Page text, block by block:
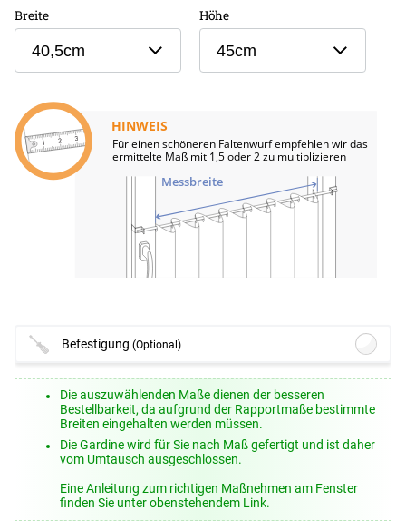
Breite
40,5cm
Höhe
45cm
Für einen schöneren Faltenwurf empfehlen wir das
ermittelte Maß mit 1,5 oder 2 zu multiplizieren
HINWEIS
Messbreite
Befestigung(Optional)
Lysel - Klemmstange Easy #1W
+10,95 EUR)
Optionen verfügbar, bitte konfigurieren.
Lysel - Spannvitrage zum Klemmen
#1W (ab +30,45 EUR)
Optionen verfügbar, bitte konfigurieren.
Lysel - SET Klemmstangen Smart #1W
Die auszuwählenden Maße dienen der besseren
Bestellbarkeit, da aufgrund der Rapportmaße bestimmte
Breiten eingehalten werden müssen.
Die Gardine wird für Sie nach Maß gefertigt und ist daher
vom Umtausch ausgeschlossen.
Eine Anleitung zum richtigen Maßnehmen am Fenster
finden Sie unter obenstehendem Link.